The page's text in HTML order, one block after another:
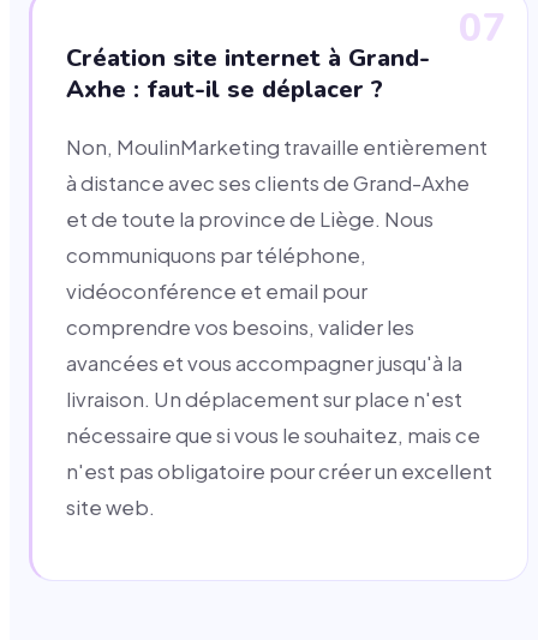
07
Création site internet à Grand-
Axhe : faut-il se déplacer ?
Non, MoulinMarketing travaille entièrement
à distance avec ses clients de Grand-Axhe
et de toute la province de Liège. Nous
communiquons par téléphone,
vidéoconférence et email pour
comprendre vos besoins, valider les
avancées et vous accompagner jusqu'à la
livraison. Un déplacement sur place n'est
nécessaire que si vous le souhaitez, mais ce
n'est pas obligatoire pour créer un excellent
site web.